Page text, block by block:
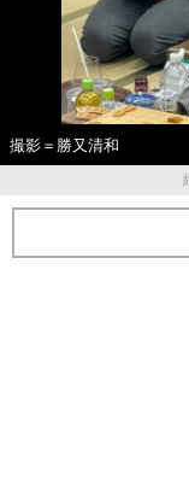
撮影＝勝又清和